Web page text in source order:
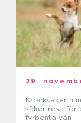
29.
Krocksäker
säker resa för
fyrbenta vän